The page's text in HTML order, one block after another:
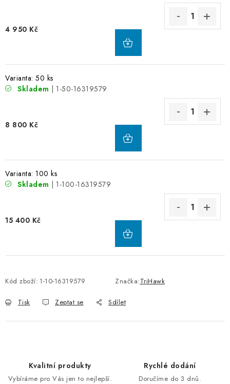
4 950 Kč
Varianta: 50 ks
Skladem
| 1-50-16319579
8 800 Kč
Varianta: 100 ks
Skladem
| 1-100-16319579
15 400 Kč
Kód zboží: 1-10-16319579 Značka:TriHawk
Tisk Zeptat se Sdílet
Kvalitní produkty
Vybíráme pro Vás jen to nejlepší.
Rychlé dodání
Doručíme do 3 dnů.